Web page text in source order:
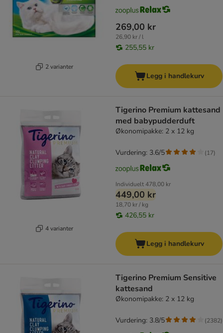
2 varianter
269,00 kr
26,90 kr / l
255,55 kr
Legg i handlekurv
4 varianter
Tigerino Premium kattesand
med babypudderduft
Økonomipakke: 2 x 12 kg
Individuelt478,00 kr
449,00 kr
18,70 kr / kg
426,55 kr
Vurdering: 3.6/5 (17)
Legg i handlekurv
Tigerino Premium Sensitive
kattesand
Økonomipakke: 2 x 12 kg
Vurdering: 3.8/5 (2382)